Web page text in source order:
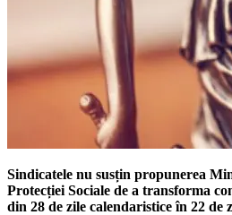
Sindicatele nu susțin propunerea
Protecției Sociale de a transforma
din 28 de zile calendaristice în 22 de